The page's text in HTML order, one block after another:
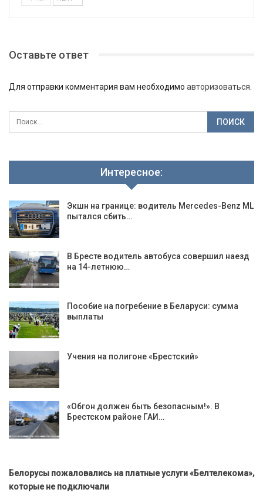
Оставьте ответ
Для отправки комментария вам необходимо авторизоваться
Интересное:
Экшн на границе: водитель Mercedes-Benz ML
пытался сбить…
В Бресте водитель автобуса совершил наезд
на 14-летнюю…
Пособие на погребение в Беларуси: сумма
выплаты
Учения на полигоне «Брестский»
«Обгон должен быть безопасным!». В
Брестском районе ГАИ…
Белорусы пожаловались на платные услуги «Белтелекома»,
которые не подключали